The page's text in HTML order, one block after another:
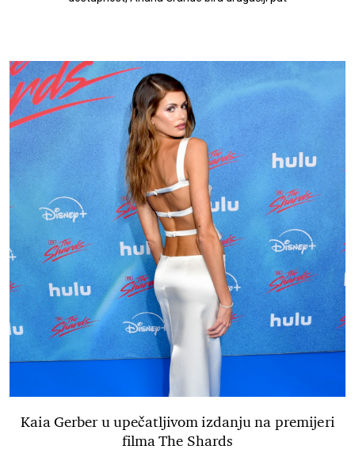
Kaia Gerber u upečatljivom izdanju na premijeri
filma The Shards